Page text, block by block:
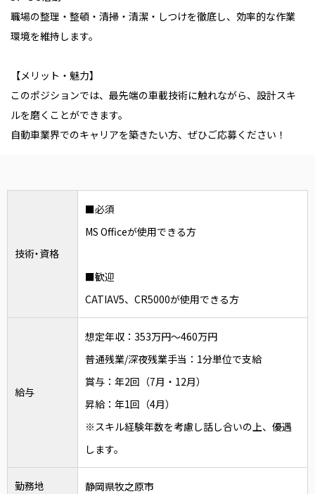
職場の整理・整頓・清掃・清潔・しつけを徹底し、効率的な作業
環境を維持します。
【メリット・魅力】
このポジションでは、最先端の車載技術に触れながら、設計スキ
ルを磨くことができます。
自動車業界でのキャリアを築きたい方、ぜひご応募ください！
技術・資格
■必須
MS Officeが使用できる方
■歓迎
CATIAV5、CR5000が使用できる方
給与
想定年収：353万円～460万円
普通残業/深夜残業手当：1分単位で支給
賞与：年2回（7月・12月）
昇給：年1回（4月）
※スキル経験年数を考慮し話し合いの上、優遇
します。
勤務地 静岡県牧之原市